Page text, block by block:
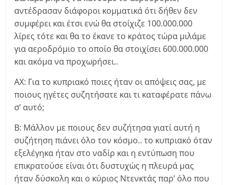
αντέδρασαν διάφοροι κομματικά ότι δήθεν δεν
συμφέρει και έτσι ενώ θα στοίχιζε 100.000.000
λίρες τότε και θα το έκανε το κράτος τώρα μιλάμε
για αεροδρόμιο το οποίο θα στοιχίσει 600.000.000
και ακόμα να προχωρήσει..
ΑΧ: Για το κυπριακό ποιες ήταν οι απόψεις σας, με
ποιους ηγέτες συζητήσατε και τι καταφέρατε πάνω
σ’ αυτό;
Β: Μάλλον με ποιους δεν συζήτησα γιατί αυτή η
συζήτηση πιάνει όλο τον κόσμο.. το κυπριακό όταν
εξελέγηκα ήταν στο ναδίρ και η εντύπωση που
επικρατούσε είναι ότι δυστυχώς η πλευρά μας
ήταν δύσκολη και ο κύριος Ντενκτάς παρ’ όλο που